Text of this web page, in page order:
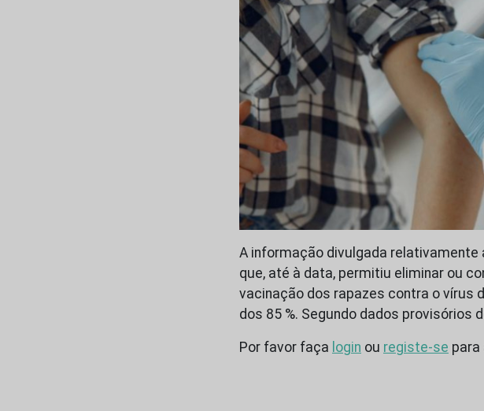
A informação divulgada relativamente
que, até à data, permitiu eliminar ou
vacinação dos rapazes contra o vírus
dos 85 %. Segundo dados provisórios
Por favor faça login ou registe-se